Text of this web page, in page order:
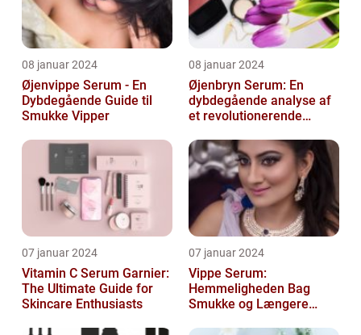
08 januar 2024
Øjenvippe Serum - En
Dybdegående Guide til
Smukke Vipper
08 januar 2024
Øjenbryn Serum: En
dybdegående analyse af
et revolutionerende
07 januar 2024
Vitamin C Serum Garnier:
The Ultimate Guide for
Skincare Enthusiasts
07 januar 2024
Vippe Serum:
Hemmeligheden Bag
Smukke og Længere